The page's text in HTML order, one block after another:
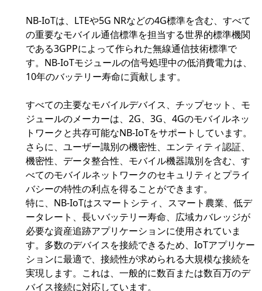
NB-IoTは、LTEや5G NRなどの4G標準を含む、すべて
の重要なモバイル通信標準を担当する世界的標準機関
である3GPPによって作られた無線通信技術標準で
す。NB-IoTモジュールの信号処理中の低消費電力は、
10年のバッテリー寿命に貢献します。
すべての主要なモバイルデバイス、チップセット、モ
ジュールのメーカーは、2G、3G、4Gのモバイルネッ
トワークと共存可能なNB-IoTをサポートしています。
さらに、ユーザー識別の機密性、エンティティ認証、
機密性、データ整合性、モバイル機器識別を含む、す
べてのモバイルネットワークのセキュリティとプライ
バシーの特性の利点を得ることができます。
特に、NB-IoTはスマートシティ、スマート農業、低デ
ータレート、長いバッテリー寿命、広域カバレッジが
必要な資産追跡アプリケーションに使用されていま
す。多数のデバイスを接続できるため、IoTアプリケー
ションに最適で、接続性が求められる大規模な接続を
実現します。これは、一般的に数百または数百万のデ
バイス接続に対応しています。